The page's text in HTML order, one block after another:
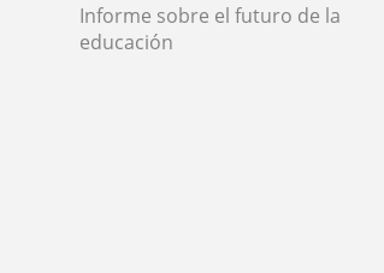
Informe sobre el futuro de la
educación